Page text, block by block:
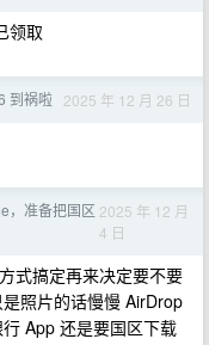
领取
到祸啦 2025 年 12 月 26 日
，准备把国区 2025 年 12 月
4 日
式搞定再来决定要不要
照片的话慢慢 AirDrop
App 还是要国区下载